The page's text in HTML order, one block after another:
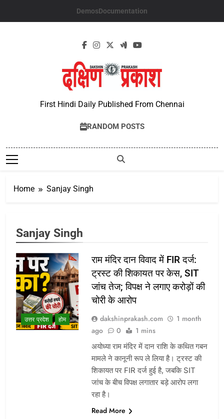
DemosDocumentation
First Hindi Daily Published From Chennai
RANDOM POSTS
Home Sanjay Singh
Sanjay Singh
उत्तर प्रदेश होम
राम मंदिर दान विवाद में FIR दर्ज:
ट्रस्ट की शिकायत पर केस, SIT
जांच तेज; विपक्ष ने लगाए करोड़ों की
चोरी के आरोप
dakshinprakash.com
1 month
ago
0 1 mins
अयोध्या राम मंदिर में दान राशि के कथित गबन
मामले ने कानूनी रूप ले लिया है। ट्रस्ट की
शिकायत पर FIR दर्ज हुई है, जबकि SIT
जांच के बीच विपक्ष लगातार बड़े आरोप लगा
रहा है।
Read More